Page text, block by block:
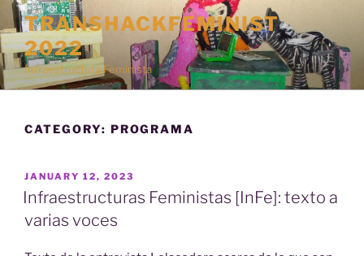
Skip
to
content
TRANSHACKFEMINIST
2022
Infraestructura Feminista
CATEGORY: PROGRAMA
POSTED
ON
JANUARY 12, 2023
Infraestructuras Feministas [InFe]: texto a
varias voces